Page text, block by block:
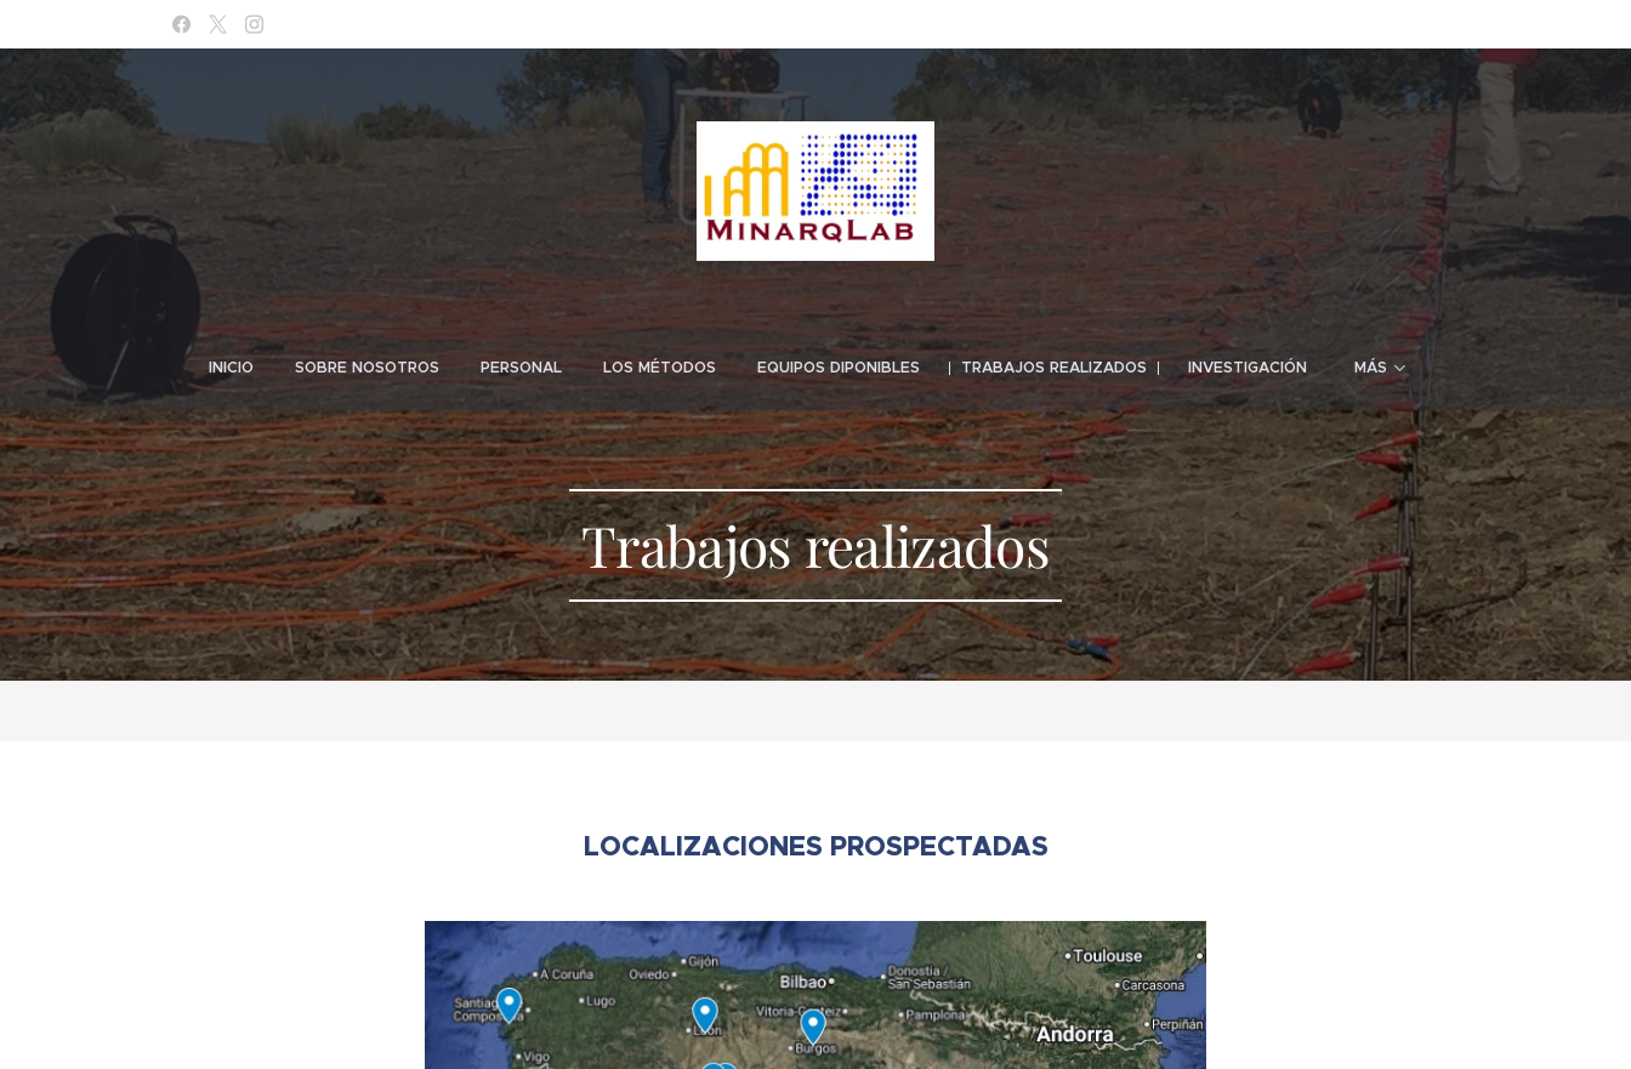
INICIO SOBRE NOSOTROS PERSONAL LOS MÉTODOS EQUIPOS DIPONIBLES TRABAJOS REALIZADOS INVESTIGACIÓN MÁS
Trabajos realizados
LOCALIZACIONES PROSPECTADAS